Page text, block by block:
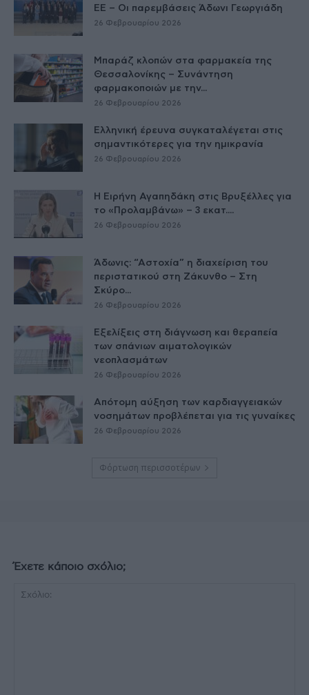
ΕE – Οι παρεμβάσεις Άδωνι Γεωργιάδη
26 Φεβρουαρίου 2026
Μπαράζ κλοπών στα φαρμακεία της
Θεσσαλονίκης – Συνάντηση
φαρμακοποιών με την...
26 Φεβρουαρίου 2026
Ελληνική έρευνα συγκαταλέγεται στις
σημαντικότερες για την ημικρανία
26 Φεβρουαρίου 2026
Η Ειρήνη Αγαπηδάκη στις Βρυξέλλες για
το «Προλαμβάνω» – 3 εκατ....
26 Φεβρουαρίου 2026
Άδωνις: “Αστοχία” η διαχείριση του
περιστατικού στη Ζάκυνθο – Στη
Σκύρο...
26 Φεβρουαρίου 2026
Εξελίξεις στη διάγνωση και θεραπεία
των σπάνιων αιματολογικών
νεοπλασμάτων
26 Φεβρουαρίου 2026
Απότομη αύξηση των καρδιαγγειακών
νοσημάτων προβλέπεται για τις γυναίκες
26 Φεβρουαρίου 2026
Φόρτωση περισσοτέρων
Έχετε κάποιο σχόλιο;